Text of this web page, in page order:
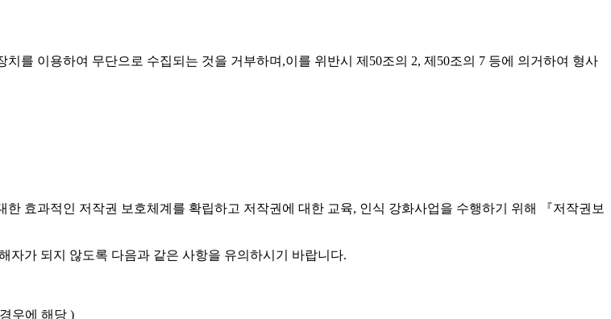
를 이용하여 무단으로 수집되는 것을 거부하며,이를 위반시 제50조의 2, 제50조의 7 등에 의거하여 형사
효과적인 저작권 보호체계를 확립하고 저작권에 대한 교육, 인식 강화사업을 수행하기 위해 『저작권보
자가 되지 않도록 다음과 같은 사항을 유의하시기 바랍니다.
우에 해당 )